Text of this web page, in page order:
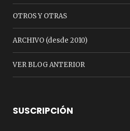
OTROS Y OTRAS
ARCHIVO (desde 2010)
VER BLOG ANTERIOR
SUSCRIPCIÓN